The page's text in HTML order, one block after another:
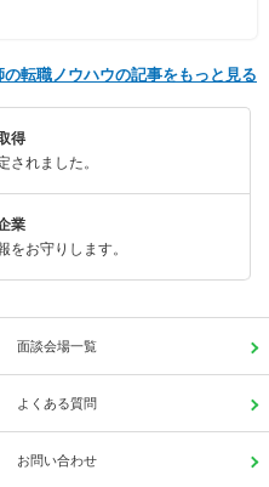
の転職ノウハウの記事をもっと見る
得
されました。
業
をお守りします。
面談会場一覧
よくある質問
お問い合わせ